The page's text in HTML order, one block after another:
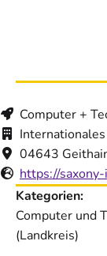
Computer +
04643
https://
Kategorien:
Computer und
(Landkreis)